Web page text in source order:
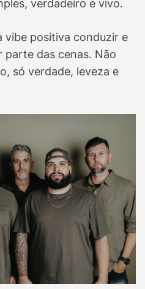
verdadeiro e vivo.
vibe positiva conduzir e
parte das cenas. Não
só verdade, leveza e